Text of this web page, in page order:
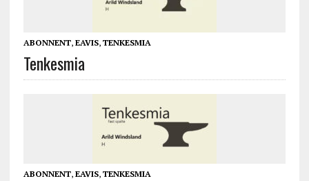
ABONNENT, EAVIS, TENKESMIA
Tenkesmia
ABONNENT, EAVIS, TENKESMIA